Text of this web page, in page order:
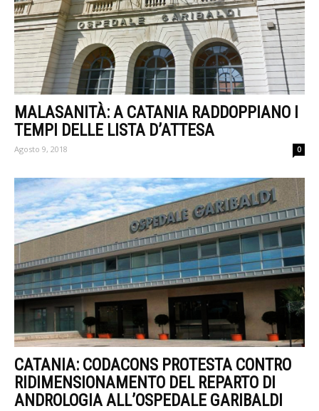
MALASANITÀ: A CATANIA RADDOPPIANO I
TEMPI DELLE LISTA D’ATTESA
Agosto 9, 2018 0
CATANIA: CODACONS PROTESTA CONTRO
RIDIMENSIONAMENTO DEL REPARTO DI
ANDROLOGIA ALL’OSPEDALE GARIBALDI